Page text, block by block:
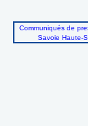
Communiqués de
Savoie Haute-